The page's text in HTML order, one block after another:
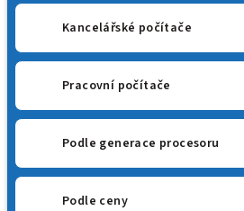
Kancelářské počítače
Pracovní počítače
Podle generace procesoru
Podle ceny